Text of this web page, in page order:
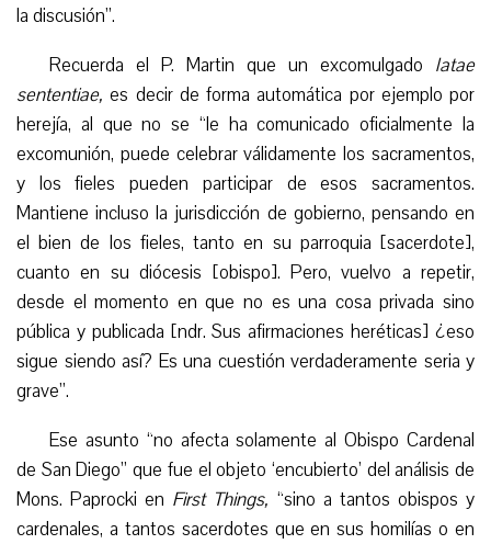
la discusión”.
Recuerda el P. Martin que un excomulgado latae
sententiae,es decir de forma automática por ejemplo por
herejía, al que no se “le ha comunicado oficialmente la
excomunión, puede celebrar válidamente los sacramentos,
y los fieles pueden participar de esos sacramentos.
Mantiene incluso la jurisdicción de gobierno, pensando en
el bien de los fieles, tanto en su parroquia [sacerdote],
cuanto en su diócesis [obispo]. Pero, vuelvo a repetir,
desde el momento en que no es una cosa privada sino
pública y publicada [ndr. Sus afirmaciones heréticas] ¿eso
sigue siendo así? Es una cuestión verdaderamente seria y
grave”.
Ese asunto “no afecta solamente al Obispo Cardenal
de San Diego” que fue el objeto ‘encubierto’ del análisis de
Mons. Paprocki en First Things, “sino a tantos obispos y
cardenales, a tantos sacerdotes que en sus homilías o en